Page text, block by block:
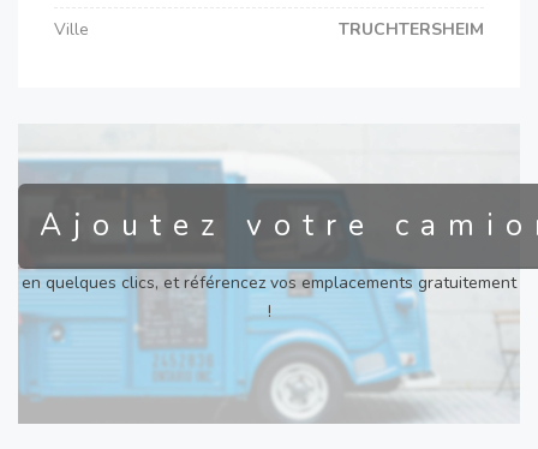
Ville
TRUCHTERSHEIM
Ajoutez votre
en quelques clics, et référencez vos emplacements gratuitement
!